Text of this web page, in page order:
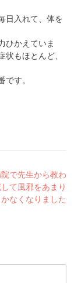
日入れて、体を
ひかえていま
もほとんど、
す。
で先生から教わ
て風邪をあまり
なくなりました